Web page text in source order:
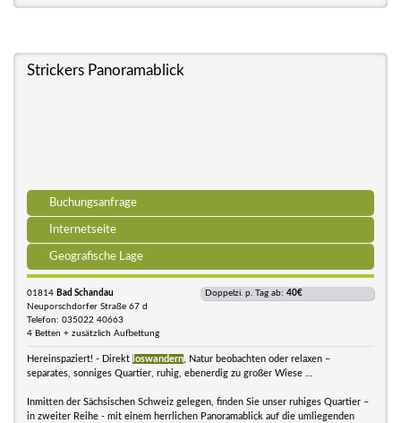
Strickers Panoramablick
Buchungsanfrage
Internetseite
Geografische Lage
01814 Bad Schandau
Neuporschdorfer Straße 67 d
Telefon: 035022 40663
4 Betten + zusätzlich Aufbettung
Doppelzi. p. Tag ab: 40€
Hereinspaziert! - Direkt loswandern , Natur beobachten oder relaxen –
separates, sonniges Quartier, ruhig, ebenerdig zu großer Wiese …
Inmitten der Sächsischen Schweiz gelegen, finden Sie unser ruhiges Quartier –
in zweiter Reihe - mit einem herrlichen Panoramablick auf die umliegenden